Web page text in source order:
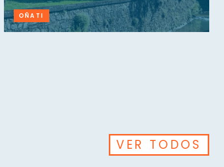
OÑATI
VER TODOS